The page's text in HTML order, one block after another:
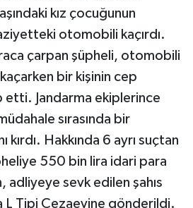
kız çocuğunun
otomobili kaçırdı.
çarpan şüpheli, otomobili
bir kişinin cep
etti. Jandarma ekiplerince
sırasında bir
kırdı. Hakkında 6 ayrı suçtan
550 bin lira idari para
adliyeye sevk edilen şahıs
L Tipi Cezaevine gönderildi.